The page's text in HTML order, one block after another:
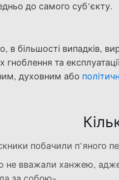
до самого суб’єкту.
в більшості випадків,
гноблення та
духовним або
побачили п’яного
не вважали ханжею,